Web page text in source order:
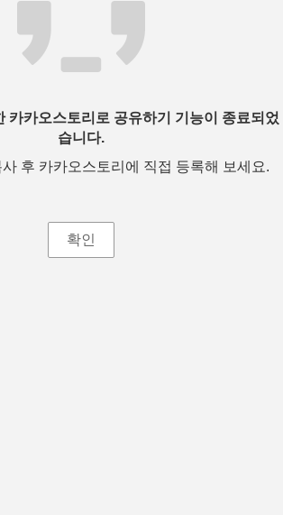
카카오스토리로 공유하기 기능이 종료되었
습니다.
후 카카오스토리에 직접 등록해 보세요.
확인